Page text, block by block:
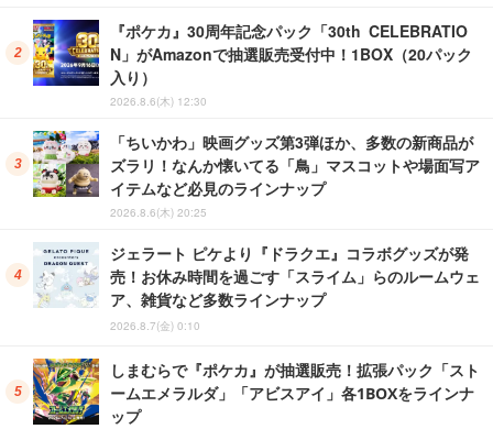
『ポケカ』30周年記念パック「30th CELEBRATIO
N」がAmazonで抽選販売受付中！1BOX（20パック
入り）
2026.8.6(木) 12:30
「ちいかわ」映画グッズ第3弾ほか、多数の新商品が
ズラリ！なんか懐いてる「鳥」マスコットや場面写ア
イテムなど必見のラインナップ
2026.8.6(木) 20:25
ジェラート ピケより『ドラクエ』コラボグッズが発
売！お休み時間を過ごす「スライム」らのルームウェ
ア、雑貨など多数ラインナップ
2026.8.7(金) 0:10
しまむらで『ポケカ』が抽選販売！拡張パック「スト
ームエメラルダ」「アビスアイ」各1BOXをラインナ
ップ